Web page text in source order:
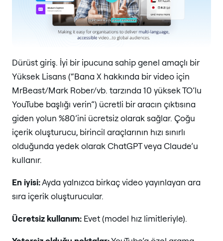
Dürüst giriş. İyi bir ipucuna sahip genel amaçlı bir
Yüksek Lisans (“Bana X hakkında bir video için
MrBeast/Mark Rober/vb. tarzında 10 yüksek TO’lu
YouTube başlığı verin”) ücretli bir aracın çıktısına
giden yolun %80’ini ücretsiz olarak sağlar. Çoğu
içerik oluşturucu, birincil araçlarının hızı sınırlı
olduğunda yedek olarak ChatGPT veya Claude’u
kullanır.
En iyisi:Ayda yalnızca birkaç video yayınlayan ara
sıra içerik oluşturucular.
Ücretsiz kullanım: Evet (model hız limitleriyle).